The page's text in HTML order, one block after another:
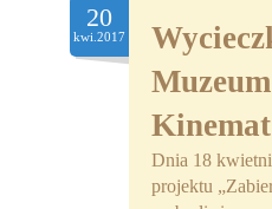
20
kwi.2017
Muzeum
Dnia 18
projektu